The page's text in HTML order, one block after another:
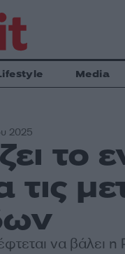
Media
2025
το
τις
να βάλει